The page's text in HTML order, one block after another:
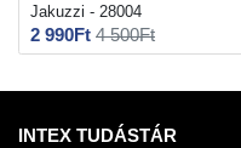
Jakuzzi - 28004
2 990Ft 4 500Ft
INTEX TUDÁSTÁR